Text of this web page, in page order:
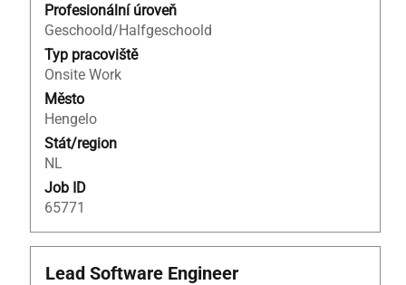
Profesionální úroveň
Geschoold/Halfgeschoold
Typ pracoviště
Onsite Work
Město
Hengelo
Stát/region
NL
Job ID
65771
informací
o
profesi.
Titul
Lead Software Engineer
Vyberte